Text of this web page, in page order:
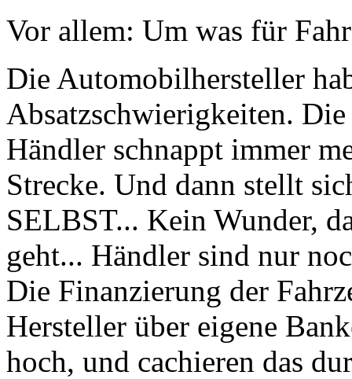
Vor allem: Um was für
Die Automobilhersteller
Absatzschwierigkeiten.
Händler schnappt immer
Strecke. Und dann stellt
SELBST... Kein Wunder,
geht... Händler sind nur
Die Finanzierung der
Hersteller über eigene
hoch, und cachieren das